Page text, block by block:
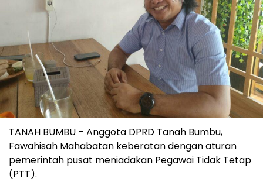
TANAH BUMBU – Anggota DPRD Tanah Bumbu,
Fawahisah Mahabatan keberatan dengan aturan
pemerintah pusat meniadakan Pegawai Tidak Tetap
(PTT).